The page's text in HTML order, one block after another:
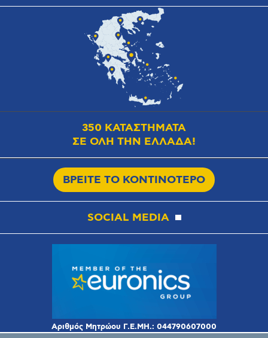
350 ΚΑΤΑΣΤΗΜΑΤΑ
ΣΕ ΟΛΗ ΤΗΝ ΕΛΛΑΔΑ!
ΒΡΕΙΤΕ ΤΟ ΚΟΝΤΙΝΟΤΕΡΟ
SOCIAL MEDIA